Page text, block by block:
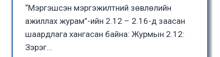
“Мэргэшсэн мэргэжилтний зөвлөлийн
ажиллах журам”-ийн 2.12 – 2.16-д заасан
шаардлага хангасан байна: Журмын 2.12:
Зэрэг…